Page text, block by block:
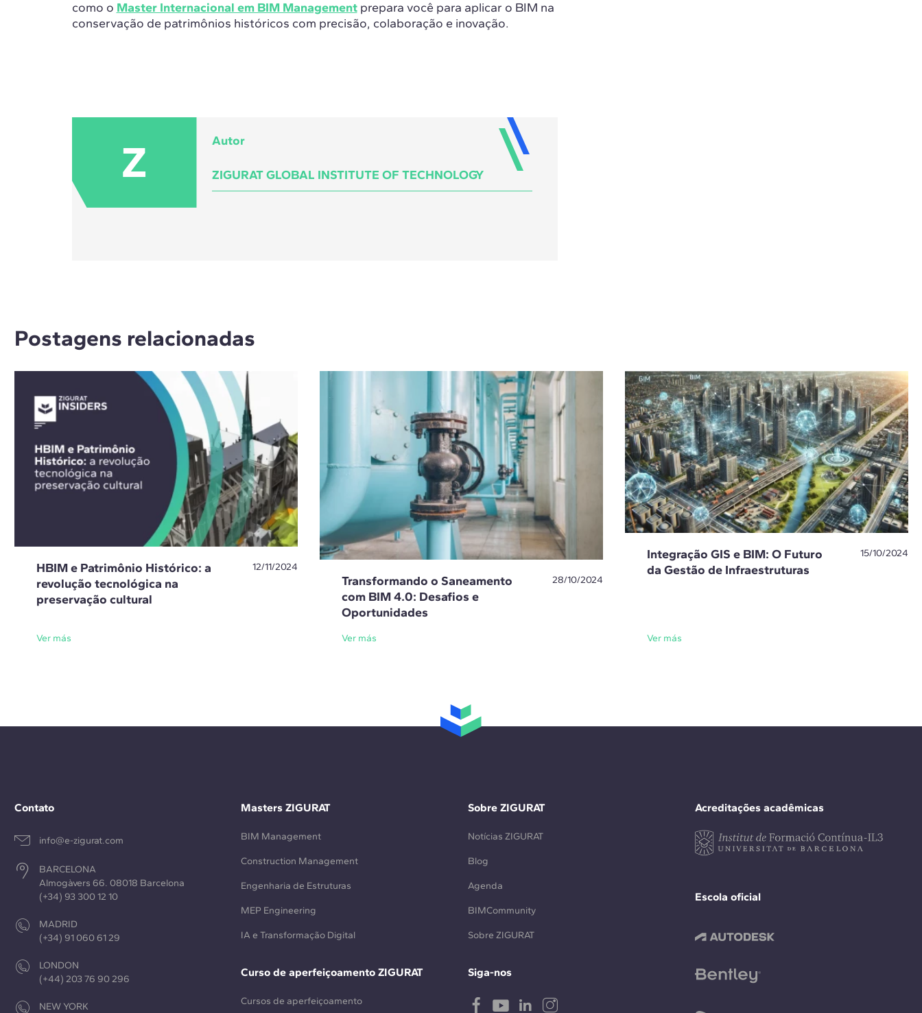
como o Master Internacional em BIM Managementprepara você para aplicar o BIM na
conservação de patrimônios históricos com precisão, colaboração e inovação.
Z Autor
ZIGURAT GLOBAL INSTITUTE OF TECHNOLOGY
Postagens relacionadas
HBIM e Patrimônio Histórico: a
revolução tecnológica na
preservação cultural
12/11/2024
Ver más
Transformando o Saneamento
com BIM 4.0: Desafios e
Oportunidades
28/10/2024
Ver más
Integração GIS e BIM: O Futuro
da Gestão de Infraestruturas
15/10/2024
Ver más
Contato
info@e-zigurat.com
BARCELONA
Almogàvers 66. 08018 Barcelona
(+34) 93 300 12 10
MADRID
(+34) 91 060 61 29
LONDON
(+44) 203 76 90 296
NEW YORK
Acreditações acadêmicas
Escola oficial
Masters ZIGURAT
BIM Management
Construction Management
Engenharia de Estruturas
MEP Engineering
IA e Transformação Digital
Curso de aperfeiçoamento ZIGURAT
Cursos de aperfeiçoamento
Sobre ZIGURAT
Notícias ZIGURAT
Blog
Agenda
BIMCommunity
Sobre ZIGURAT
Siga-nos